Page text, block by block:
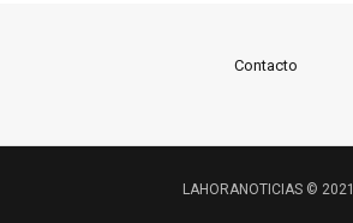
Contacto
LAHORANOTICIAS © 2021